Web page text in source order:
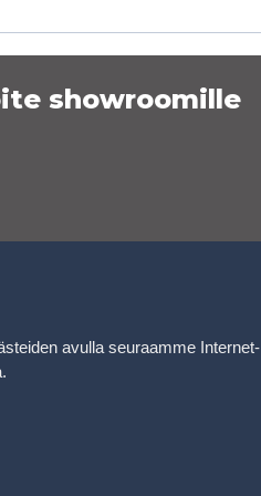
showroomille
avulla seuraamme Internet-
.